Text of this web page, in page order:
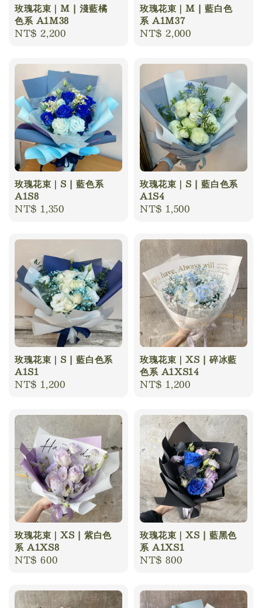
玫瑰花束｜M | 淺藍橘
色系 A1M38
Regular
NT$ 2,200
玫瑰花束｜M | 藍白色
系 A1M37
Regular
NT$ 2,000
玫瑰花束｜S | 藍色系
A1S8
Regular
NT$ 1,350
玫瑰花束｜S | 藍白色系
A1S4
Regular
NT$ 1,500
玫瑰花束｜S | 藍白色系
A1S1
Regular
NT$ 1,200
玫瑰花束｜XS | 碎冰藍
色系 A1XS14
Regular
NT$ 1,200
玫瑰花束｜XS | 紫白色
系 A1XS8
Regular
NT$ 600
玫瑰花束｜XS | 藍黑色
系 A1XS1
Regular
NT$ 800